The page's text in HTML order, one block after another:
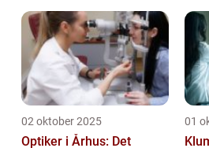
02 oktober 2025
Optiker i Århus: Det
01